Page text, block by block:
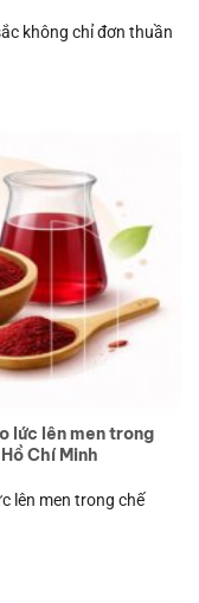
không chỉ đơn thuần
lức lên men trong
Chí Minh
lên men trong chế